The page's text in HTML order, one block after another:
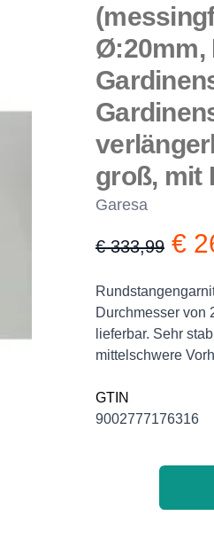
Ø:20mm,
groß, mit
Garesa
Product
€ 333,99 €
Description
Durchmesser von
lieferbar. Sehr
mittelschwere
GTIN
9002777176316